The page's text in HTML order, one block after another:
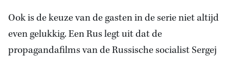
Ook is de keuze van de gasten in de serie niet altijd
even gelukkig. Een Rus legt uit dat de
propagandafilms van de Russische socialist Sergej